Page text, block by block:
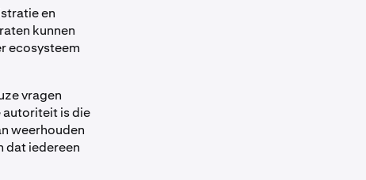
en
kunnen
ecosysteem
vragen
autoriteit is die
weerhouden
dat iedereen